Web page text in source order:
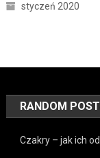
styczeń 2020
RANDOM
Czakry – jak ich